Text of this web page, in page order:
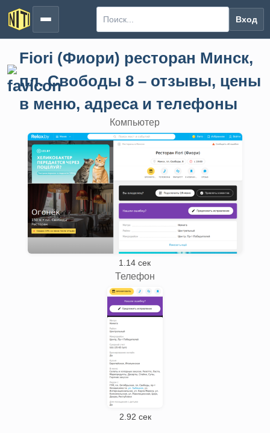
Вход
Fiori (Фиори) ресторан Минск,
пл. Свободы 8 – отзывы, цены
в меню, адреса и телефоны
Компьютер
1.14 сек
Телефон
2.92 сек